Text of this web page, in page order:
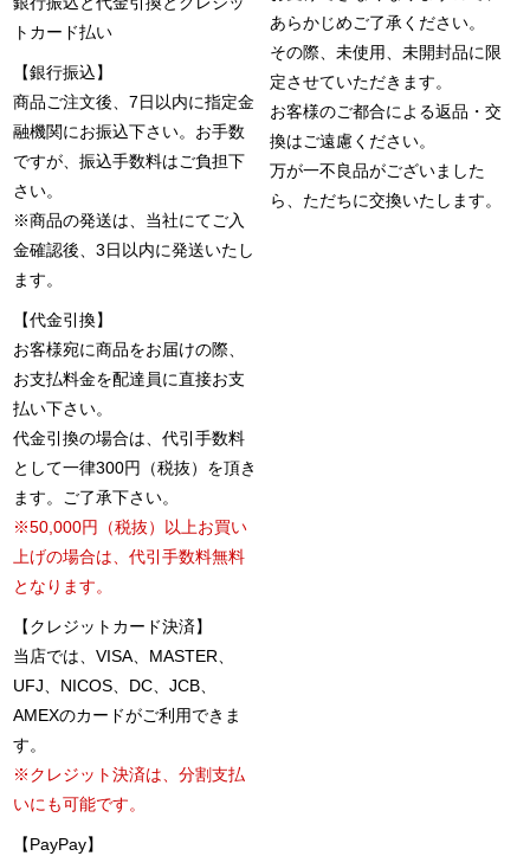
トカード払い
【銀行振込】
商品ご注文後、7日以内に指定金
融機関にお振込下さい。お手数
ですが、振込手数料はご負担下
さい。
※商品の発送は、当社にてご入
金確認後、3日以内に発送いたし
ます。
【代金引換】
お客様宛に商品をお届けの際、
お支払料金を配達員に直接お支
払い下さい。
代金引換の場合は、代引手数料
として一律300円（税抜）を頂き
ます。ご了承下さい。
※50,000円（税抜）以上お買い
上げの場合は、代引手数料無料
となります。
【クレジットカード決済】
当店では、VISA、MASTER、
UFJ、NICOS、DC、JCB、
AMEXのカードがご利用できま
す。
※クレジット決済は、分割支払
いにも可能です。
【PayPay】
あらかじめご了承ください。
その際、未使用、未開封品に限
定させていただきます。
お客様のご都合による返品・交
換はご遠慮ください。
万が一不良品がございました
ら、ただちに交換いたします。